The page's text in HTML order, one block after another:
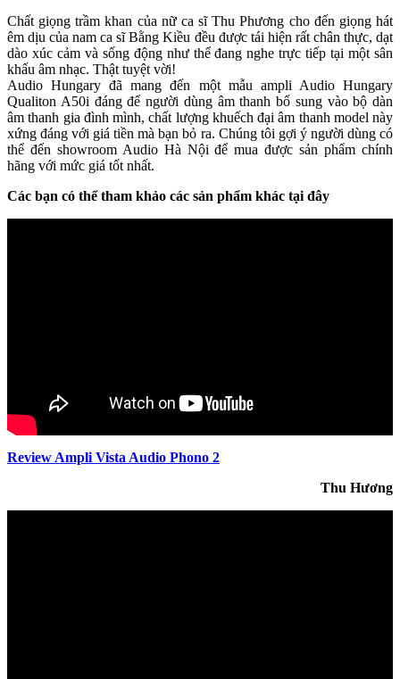
Chất giọng trầm khan của nữ ca sĩ Thu Phương cho đến giọng hát
êm dịu của nam ca sĩ Bằng Kiều đều được tái hiện rất chân thực, dạt
dào xúc cảm và sống động như thể đang nghe trực tiếp tại một sân
khấu âm nhạc. Thật tuyệt vời!
Audio Hungary đã mang đến một mẫu ampli Audio Hungary
Qualiton A50i đáng để người dùng âm thanh bổ sung vào bộ dàn
âm thanh gia đình mình, chất lượng khuếch đại âm thanh model này
xứng đáng với giá tiền mà bạn bỏ ra. Chúng tôi gợi ý người dùng có
thể đến showroom Audio Hà Nội để mua được sản phẩm chính
hãng với mức giá tốt nhất.
Các bạn có thể tham khảo các sản phẩm khác tại đây
Review Ampli Vista Audio Phono 2
Thu Hương